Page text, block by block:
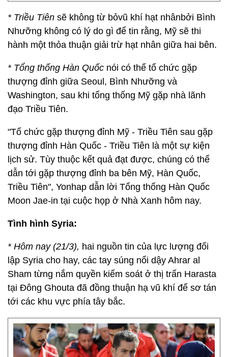
* Triều Tiên sẽ không từ bỏvũ khí hạt nhânbởi Bình
Nhưỡng không có lý do gì để tin rằng, Mỹ sẽ thi
hành một thỏa thuận giải trừ hạt nhân giữa hai bên.
* Tổng thống Hàn Quốc nói có thể tổ chức gặp
thượng đỉnh giữa Seoul, Bình Nhưỡng và
Washington, sau khi tổng thống Mỹ gặp nhà lãnh
đạo Triều Tiên.
"Tổ chức gặp thượng đỉnh Mỹ - Triều Tiên sau gặp
thượng đỉnh Hàn Quốc - Triều Tiên là một sự kiện
lịch sử. Tùy thuộc kết quả đạt được, chúng có thể
dẫn tới gặp thượng đỉnh ba bên Mỹ, Hàn Quốc,
Triều Tiên", Yonhap dẫn lời Tổng thống Hàn Quốc
Moon Jae-in tại cuộc họp ở Nhà Xanh hôm nay.
Tình hình Syria:
* Hôm nay (21/3), hai nguồn tin của lực lượng đối
lập Syria cho hay, các tay súng nổi dậy Ahrar al
Sham từng nắm quyền kiểm soát ở thị trấn Harasta
tại Đông Ghouta đã đồng thuận hạ vũ khí để sơ tán
tới các khu vực phía tây bắc.